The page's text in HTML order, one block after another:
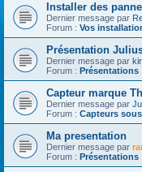
Installer des
Dernier message par
Forum : Vos
Présentation
Dernier message par
Forum : Présentations
Capteur marque
Dernier message par
Forum : Capteurs
Ma presentation
Dernier message par
Forum : Présentations